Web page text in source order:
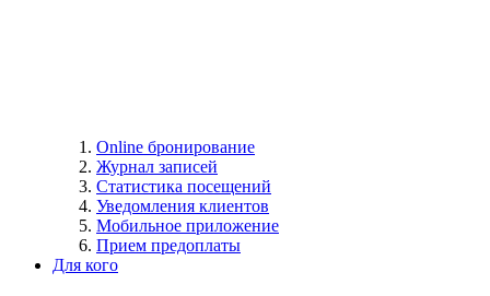
Online бронирование
Журнал записей
Статистика посещений
Уведомления клиентов
Мобильное приложение
Прием предоплаты
Для кого